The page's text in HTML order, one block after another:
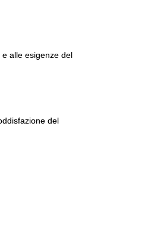
alle esigenze del
del